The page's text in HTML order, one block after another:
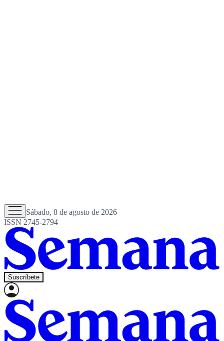
Sábado, 8 de agosto de 2026
ISSN 2745-2794
Suscríbete